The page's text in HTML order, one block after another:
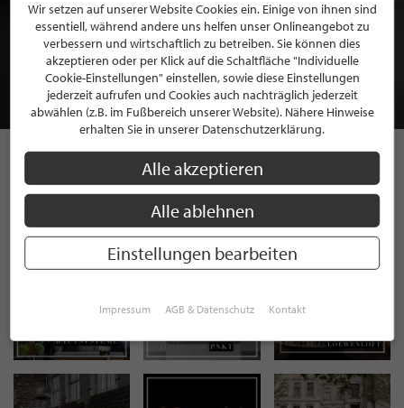
BEWERBEN SIE SICH FÜR EINE GRATIS
MITGLIEDSCHAFT BEI STILPUNKTE®
JETZT GRATIS BEWERBEN
STILPUNKTE AUF
INSTAGRAM
Wir setzen auf unserer Website Cookies ein. Einige von ihnen sind
essentiell, während andere uns helfen unser Onlineangebot zu
verbessern und wirtschaftlich zu betreiben. Sie können dies
akzeptieren oder per Klick auf die Schaltfläche "Individuelle
Cookie-Einstellungen" einstellen, sowie diese Einstellungen
jederzeit aufrufen und Cookies auch nachträglich jederzeit
abwählen (z.B. im Fußbereich unserer Website). Nähere Hinweise
erhalten Sie in unserer Datenschutzerklärung.
Alle akzeptieren
Alle ablehnen
Einstellungen bearbeiten
Impressum AGB & Datenschutz Kontakt